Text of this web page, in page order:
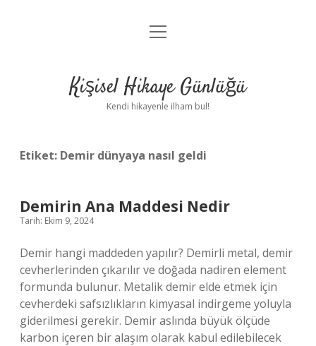
Anasayfa
Yasal Uyarı
menüyü
Kişisel Hikaye Günlüğü
Kendi hikayenle ilham bul!
Etiket: Demir dünyaya nasıl geldi
Demirin Ana Maddesi Nedir
Tarih: Ekim 9, 2024
Demir hangi maddeden yapılır? Demirli metal, demir
cevherlerinden çıkarılır ve doğada nadiren element
formunda bulunur. Metalik demir elde etmek için
cevherdeki safsızlıkların kimyasal indirgeme yoluyla
giderilmesi gerekir. Demir aslında büyük ölçüde
karbon içeren bir alaşım olarak kabul edilebilecek